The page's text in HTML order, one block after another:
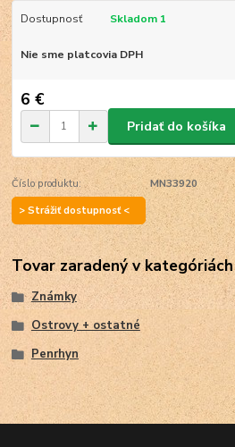
Dostupnosť Skladom 1
Nie sme platcovia DPH
6 €
Pridať do košíka
Číslo produktu:
MN33920
> Strážiť dostupnosť <
Tovar zaradený v kategóriách
Známky
Ostrovy + ostatné
Penrhyn